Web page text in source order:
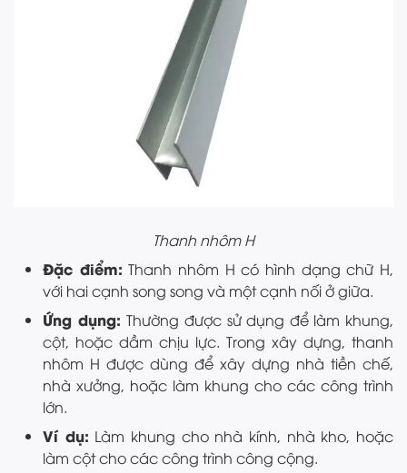
Thanh nhôm H
Đặc điểm: Thanh nhôm H có hình dạng chữ H,
với hai cạnh song song và một cạnh nối ở giữa.
Ứng dụng:Thường được sử dụng để làm khung,
cột, hoặc dầm chịu lực. Trong xây dựng, thanh
nhôm H được dùng để xây dựng nhà tiền chế,
nhà xưởng, hoặc làm khung cho các công trình
lớn.
Ví dụ: Làm khung cho nhà kính, nhà kho, hoặc
làm cột cho các công trình công cộng.